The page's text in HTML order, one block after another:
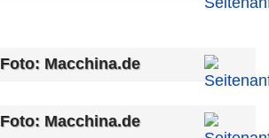
Foto: Macchina.de
Foto: Macchina.de